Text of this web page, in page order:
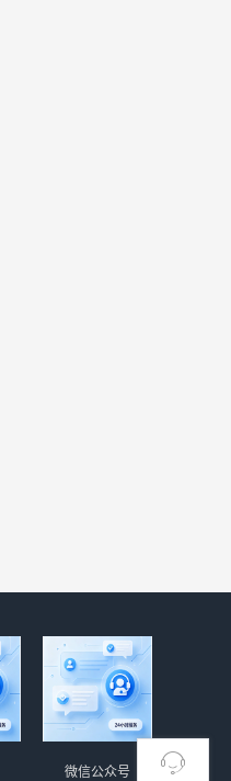
微信公众号